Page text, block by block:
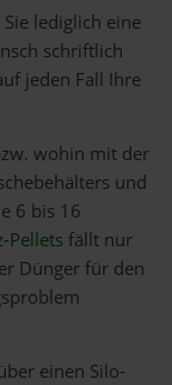
lediglich eine
schriftlich
jeden Fall Ihre
wohin mit der
und
6 bis 16
Pelletsfällt nur
Dünger für den
einen Silo-